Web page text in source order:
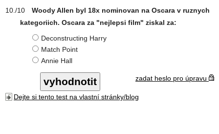
Woody Allen byl 18x nominovan na Oscara v ruznych
kategoriich. Oscara za "nejlepsi film" ziskal za:
Deconstructing Harry
Match Point
Annie Hall
zadat heslo pro úpravu
Dejte si tento test na vlastní stránky/blog